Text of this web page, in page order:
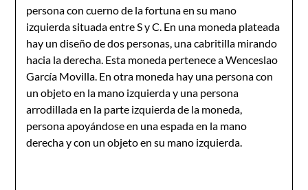
persona con cuerno de la fortuna en su mano
izquierda situada entre S y C. En una moneda plateada
hay un diseño de dos personas, una cabritilla mirando
hacia la derecha. Esta moneda pertenece a Wenceslao
García Movilla. En otra moneda hay una persona con
un objeto en la mano izquierda y una persona
arrodillada en la parte izquierda de la moneda,
persona apoyándose en una espada en la mano
derecha y con un objeto en su mano izquierda.